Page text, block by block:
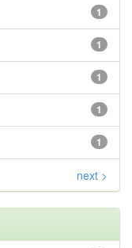
1
1
1
1
1
next >